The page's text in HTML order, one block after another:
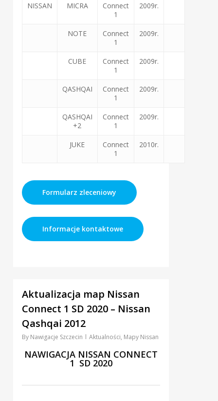
NISSAN MICRA
Connect
1
2009r.
NOTE
Connect
1
2009r.
CUBE
Connect
1
2009r.
QASHQAI
Connect
1
2009r.
QASHQAI
+2
Connect
1
2009r.
JUKE
Connect
1
2010r.
Formularz zleceniowy
Informacje kontaktowe
Aktualizacja map Nissan
Connect 1 SD 2020 – Nissan
Qashqai 2012
By Nawigacje Szczecin Aktualności, Mapy Nissan
NAWIGACJA NISSAN CONNECT
1 SD 2020